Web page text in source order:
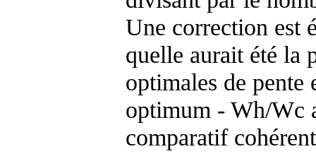
Une correction est
quelle aurait été la
optimales de
optimum - Wh/Wc
comparatif